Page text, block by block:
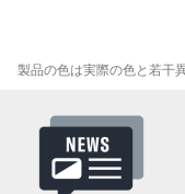
製品の色は実際の色と若干